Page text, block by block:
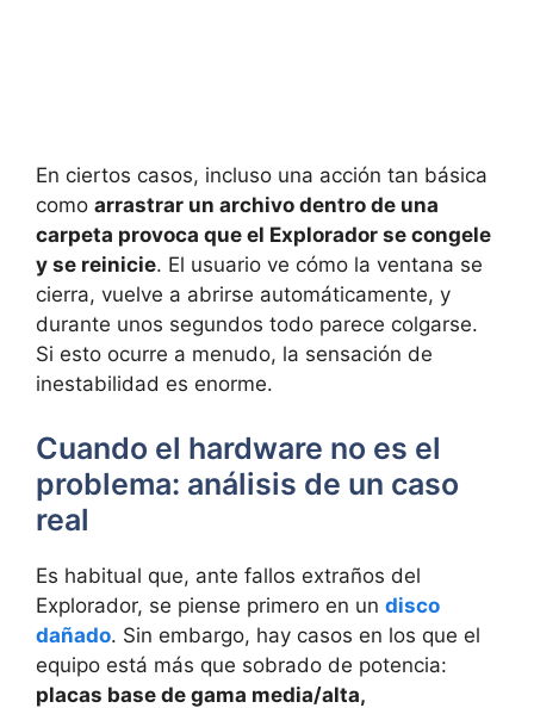
En ciertos casos, incluso una acción tan básica
como arrastrar un archivo dentro de una
carpeta provoca que el Explorador se congele
y se reinicie. El usuario ve cómo la ventana se
cierra, vuelve a abrirse automáticamente, y
durante unos segundos todo parece colgarse.
Si esto ocurre a menudo, la sensación de
inestabilidad es enorme.
Cuando el hardware no es el
problema: análisis de un caso
real
Es habitual que, ante fallos extraños del
Explorador, se piense primero en un disco
dañado. Sin embargo, hay casos en los que el
equipo está más que sobrado de potencia:
placas base de gama media/alta,